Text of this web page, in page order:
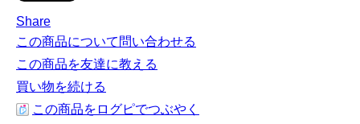
Share
この商品について問い合わせる
この商品を友達に教える
買い物を続ける
この商品をログピでつぶやく